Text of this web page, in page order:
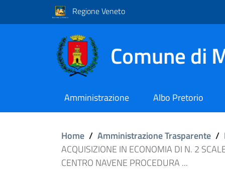
Regione Veneto
Comune di
Amministrazione Albo Pretorio
Home / Amministrazione Trasparente /
ACQUISIZIONE IN ECONOMIA DI N. 2
CENTRO NAVENE PROCEDURA ...